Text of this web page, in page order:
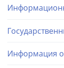
Информация о